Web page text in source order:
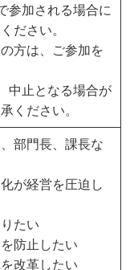
参加される場合に
ださい。
方は、ご参加を
中止となる場合が
ください。
部門長、課長な
が経営を圧迫し
たい
防止したい
改革したい